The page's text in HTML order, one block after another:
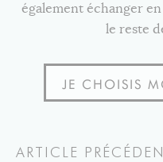
également échanger
le reste
JE CHOISIS
ARTICLE